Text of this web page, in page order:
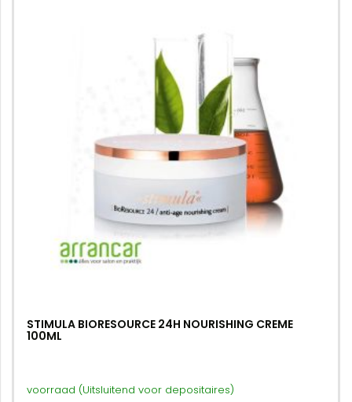
STIMULA BIORESOURCE 24H NOURISHING CREME
100ML
voorraad (Uitsluitend voor depositaires)